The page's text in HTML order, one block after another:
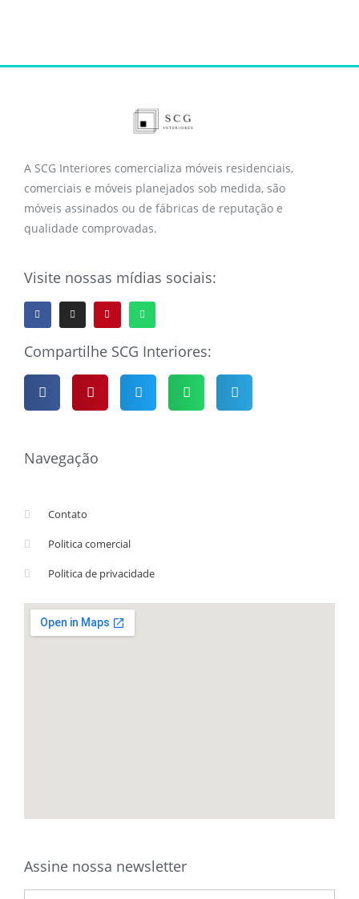
A SCG Interiores comercializa móveis residenciais,
comerciais e móveis planejados sob medida, são
móveis assinados ou de fábricas de reputação e
qualidade comprovadas.
Visite nossas mídias sociais:
Compartilhe SCG Interiores:
Navegação
Contato
Politica comercial
Politica de privacidade
Assine nossa newsletter